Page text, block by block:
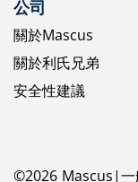
公司
關於Mascus
關於利氏兄弟
安全性建議
©2026 Mascus